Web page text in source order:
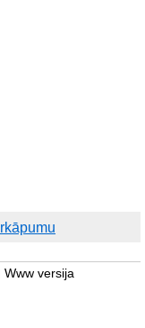
Www versija